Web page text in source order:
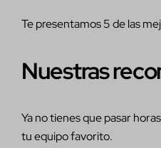
Te presentamos 5 de las
Nuestras
Ya no tienes que pasar
tu equipo favorito.